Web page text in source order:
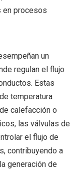
en procesos
un
regulan el flujo
Estas
temperatura
calefacción o
las válvulas de
el flujo de
contribuyendo a
generación de